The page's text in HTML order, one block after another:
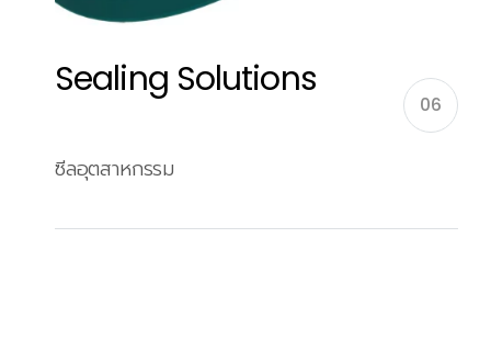
Sealing Solutions
06
ซีลอุตสาหกรรม